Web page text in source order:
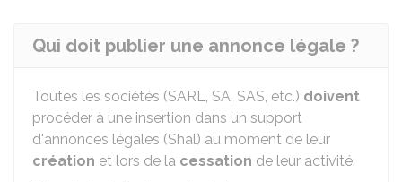
Qui doit publier une annonce légale ?
Toutes les sociétés (SARL, SA, SAS, etc.) doivent
procéder à une insertion dans un support
d'annonces légales (Shal) au moment de leur
création et lors de la cessation de leur activité.